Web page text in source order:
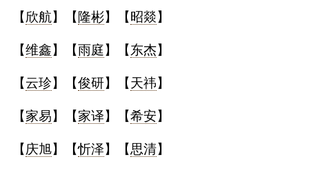
取
名
打
分
起
名
起
名【欣航】【 隆彬】【 昭燚】
【维鑫】【雨庭】【东杰】
【云珍】【俊研】【天祎】
【家易】【家译】【希安】
【庆旭】【忻泽】【思清】